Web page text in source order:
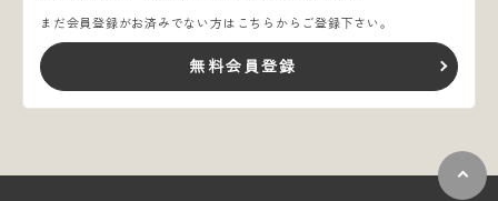
まだ会員登録がお済みでない方はこちらからご登録下さい。
無料会員登録